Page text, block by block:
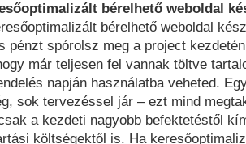
bérelhető weboldal
bérelhető weboldal
pénzt spórolsz meg a project
már teljesen fel vannak töltve
napján használatba veheted.
sok tervezéssel jár – ezt mind
a kezdeti nagyobb befektetéstől
költségektől is. Ha